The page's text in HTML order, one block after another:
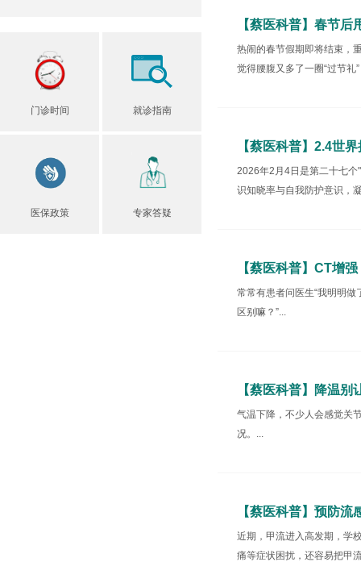
门诊时间 就诊指南
医保政策 专家答疑
【蔡医科普】春节
热闹的春节假期即将结束，
觉得腰腹又多了一圈“过节礼
【蔡医科普】2.4世
2026年2月4日是第二十七个
识知晓率与自我防护意识，
【蔡医科普】CT增
常常有患者问医生“我明明做
区别嘛？”...
【蔡医科普】降温
气温下降，不少人会感觉关
况。...
【蔡医科普】预防
近期，甲流进入高发期，学
痛等症状困扰，还容易把甲